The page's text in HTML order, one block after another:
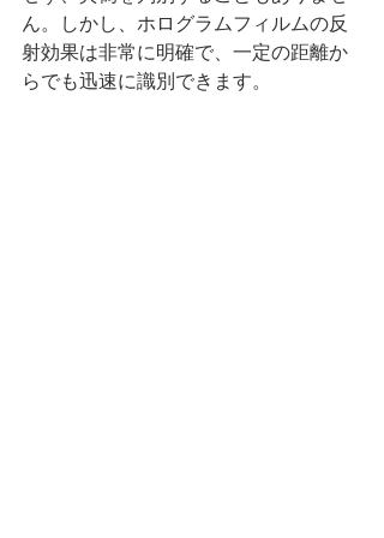
ん。しかし、ホログラムフィルムの反
射効果は非常に明確で、一定の距離か
らでも迅速に識別できます。